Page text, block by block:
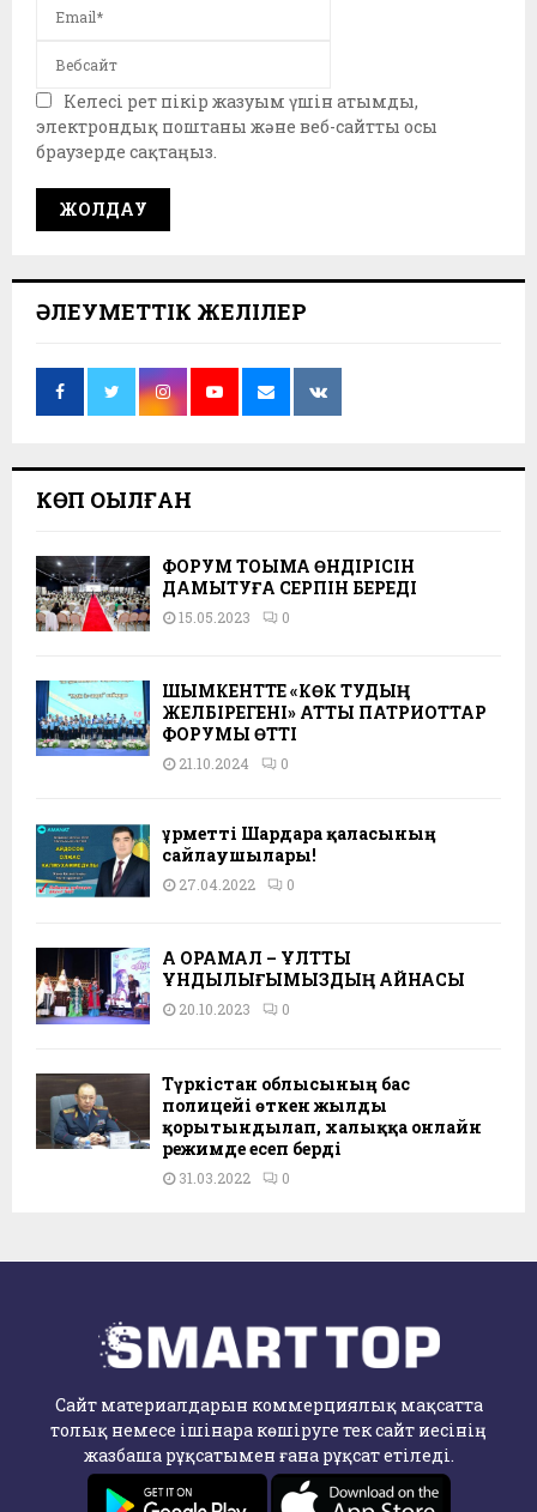
Келесі рет пікір жазуым үшін атымды,
электрондық поштаны және веб-сайтты осы
браузерде сақтаңыз.
ӘЛЕУМЕТТІК ЖЕЛІЛЕР
КӨП ОҚЫЛҒАН
ФОРУМ ТОҚЫМА ӨНДІРІСІН
ДАМЫТУҒА СЕРПІН БЕРЕДІ
15.05.2023 0
ШЫМКЕНТТЕ «КӨК ТУДЫҢ
ЖЕЛБІРЕГЕНІ» АТТЫ ПАТРИОТТАР
ФОРУМЫ ӨТТІ
21.10.2024 0
Құрметті Шардара қаласының
сайлаушылары!
27.04.2022 0
АҚ ОРАМАЛ – ҰЛТТЫҚ
ҚҰНДЫЛЫҒЫМЫЗДЫҢ АЙНАСЫ
20.10.2023 0
Түркістан облысының бас
полицейі өткен жылды
қорытындылап, халыққа онлайн
режимде есеп берді
31.03.2022 0
Сайт материалдарын коммерциялық мақсатта
толық немесе ішінара көшіруге тек сайт иесінің
жазбаша рұқсатымен ғана рұқсат етіледі.